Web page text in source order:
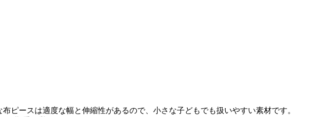
布ピースは適度な幅と伸縮性があるので、小さな子どもでも扱いやすい素材です。